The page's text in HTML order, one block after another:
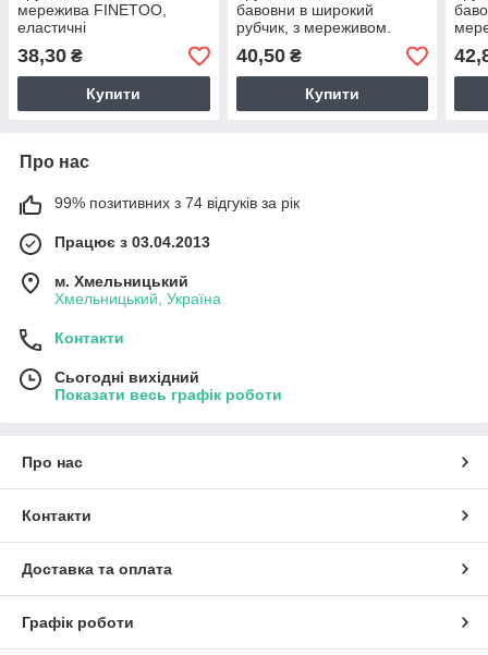
мережива FINETOO,
еластичні
38,30 ₴
Купити
бавовни в широкий
рубчик, з мереживом.
40,50₴
Купити
Про нас
99% позитивних з 74 відгуків за рік
Працює з 03.04.2013
м. Хмельницький
Хмельницький, Україна
Контакти
Сьогодні вихідний
Показати весь графік роботи
Про нас
Контакти
Доставка та оплата
Графік роботи